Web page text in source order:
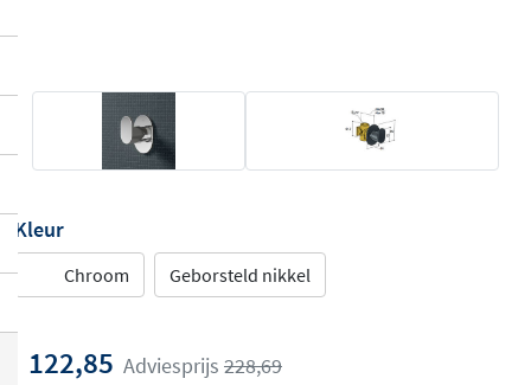
Kleur
Chroom Geborsteld nikkel
122,85 Adviesprijs 228,69